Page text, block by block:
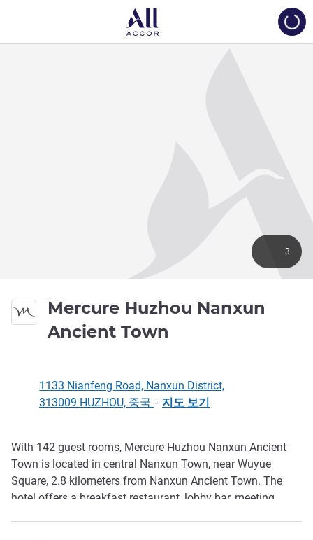
Mercure Huzhou Nanxun
Ancient Town
3
1133 Nianfeng Road, Nanxun District,
313009 HUZHOU, 중국 - 지도 보기
호텔설명
With 142 guest rooms, Mercure Huzhou Nanxun Ancient
Town is located in central Nanxun Town, near Wuyue
Square, 2.8 kilometers from Nanxun Ancient Town. The
hotel offers a breakfast restaurant, lobby bar, meeting